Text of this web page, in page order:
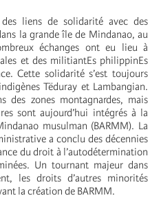
liens de solidarité avec des
la grande île de Mindanao, au
échanges ont eu lieu à
et des militiantEs philippinEs
Cette solidarité s’est toujours
Tëduray et Lambangian.
des zones montagnardes, mais
sont aujourd’hui intégrés à la
musulman (BARMM). La
a conclu des décennies
du droit à l’autodétermination
Un tournant majeur dans
les droits d’autres minorités
la création de BARMM.